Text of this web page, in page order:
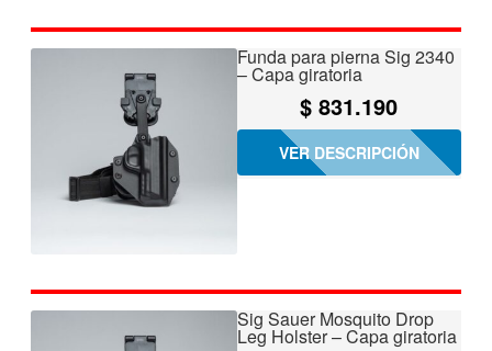
Funda para pierna Sig 2340
– Capa giratoria
$ 831.190
VER DESCRIPCIÓN
Sig Sauer Mosquito Drop
Leg Holster – Capa giratoria